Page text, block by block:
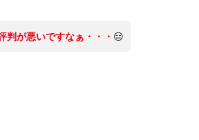
判が悪いですなぁ・・・ 😑